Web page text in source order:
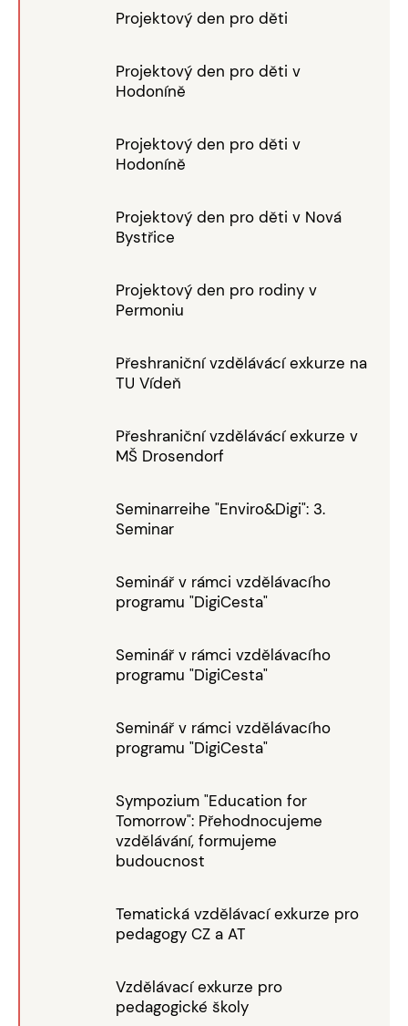
Projektový den pro děti
Projektový den pro děti v
Hodoníně
Projektový den pro děti v
Hodoníně
Projektový den pro děti v Nová
Bystřice
Projektový den pro rodiny v
Permoniu
Přeshraniční vzdělávácí exkurze na
TU Vídeň
Přeshraniční vzdělávácí exkurze v
MŠ Drosendorf
Seminarreihe "Enviro&Digi": 3.
Seminar
Seminář v rámci vzdělávacího
programu "DigiCesta"
Seminář v rámci vzdělávacího
programu "DigiCesta"
Seminář v rámci vzdělávacího
programu "DigiCesta"
Sympozium "Education for
Tomorrow": Přehodnocujeme
vzdělávání, formujeme
budoucnost
Tematická vzdělávací exkurze pro
pedagogy CZ a AT
Vzdělávací exkurze pro
pedagogické školy